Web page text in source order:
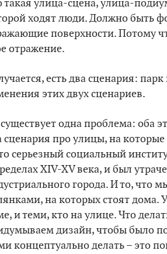
такая улица-сцена, улица-
ходят люди. Должно быть
поверхности. Потому
отражение.
есть два сценария:
этих двух сценариев.
одна проблема: оба
сценария про улицы, на
серьезный социальный
XIV-XV века, и был
города. И то, что
на которых стоят
и теми, кто на улице. Что
дизайн, чтобы было
концептуально делать – это